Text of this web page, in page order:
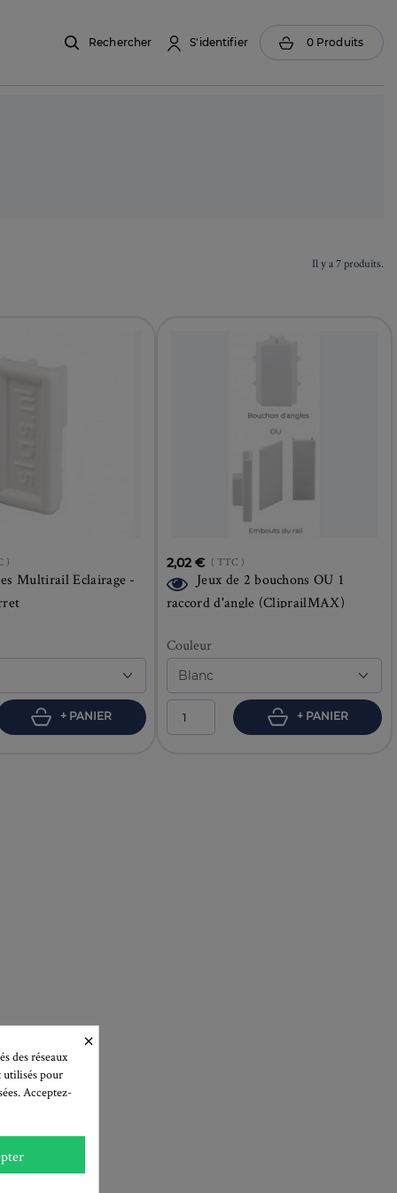
Rechercher S'identifier 0 Produits
Il y a 7 produits.
)
Multirail Eclairage -
+ PANIER
2,02 € ( TTC )
Jeux de 2 bouchons OU 1
raccord d'angle (CliprailMAX)
Couleur
+ PANIER
×
des réseaux
utilisés pour
Acceptez-